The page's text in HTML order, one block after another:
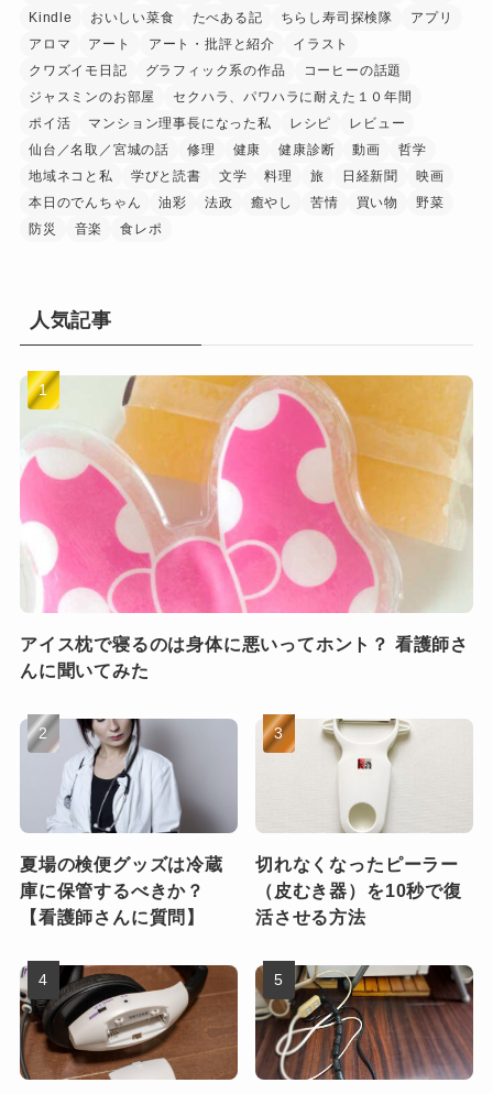
Kindle
おいしい菜食 たべある記 ちらし寿司探検隊
アプリ
アロマ
アート アート・批評と紹介
イラスト
クワズイモ日記
グラフィック系の作品
コーヒーの話題
ジャスミンのお部屋
セクハラ、パワハラに耐えた１０年間
ポイ活
マンション理事長になった私 レシピ
レビュー
仙台／名取／宮城の話
修理 健康 健康診断 動画
哲学
地域ネコと私
学びと読書 文学 料理 旅 日経新聞
映画
本日のでんちゃん
油彩 法政 癒やし 苦情 買い物
野菜
防災
音楽 食レポ
人気記事
アイス枕で寝るのは身体に悪いってホント？ 看護師さ
んに聞いてみた
夏場の検便グッズは冷蔵
庫に保管するべきか？
【看護師さんに質問】
切れなくなったピーラー
（皮むき器）を10秒で復
活させる方法